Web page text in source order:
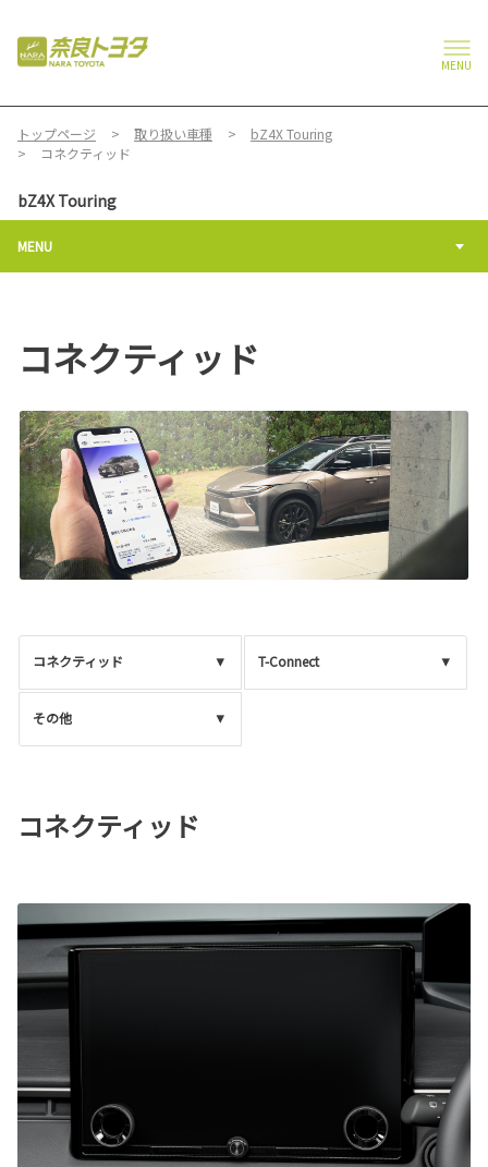
MENU
トップページ 取り扱い車種
bZ4X Touring
コネクティッド
bZ4X Touring
MENU
コネクティッド
コネクティッド T-Connect
その他
コネクティッド